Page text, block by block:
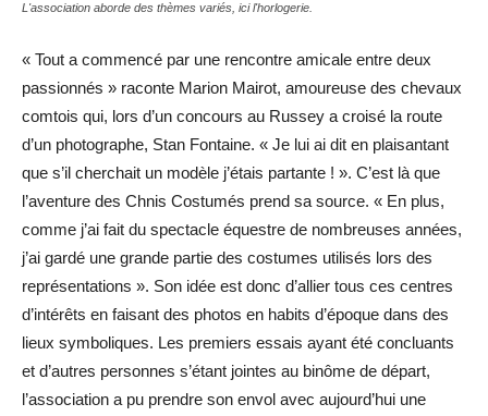
L'association aborde des thèmes variés, ici l'horlogerie.
« Tout a commencé par une rencontre amicale entre deux
passionnés » raconte Marion Mairot, amoureuse des chevaux
comtois qui, lors d’un concours au Russey a croisé la route
d’un photographe, Stan Fontaine. « Je lui ai dit en plaisantant
que s’il cherchait un modèle j’étais partante ! ». C’est là que
l’aventure des Chnis Costumés prend sa source. « En plus,
comme j’ai fait du spectacle équestre de nombreuses années,
j’ai gardé une grande partie des costumes utilisés lors des
représentations ». Son idée est donc d’allier tous ces centres
d’intérêts en faisant des photos en habits d’époque dans des
lieux symboliques. Les premiers essais ayant été concluants
et d’autres personnes s’étant jointes au binôme de départ,
l’association a pu prendre son envol avec aujourd’hui une